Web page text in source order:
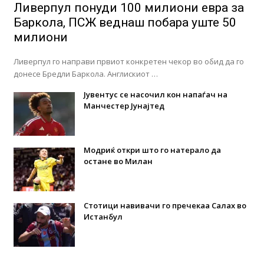
Ливерпул понуди 100 милиони евра за
Баркола, ПСЖ веднаш побара уште 50
милиони
Ливерпул го направи првиот конкретен чекор во обид да го
донесе Бредли Баркола. Англискиот …
Јувентус се насочил кон напаѓач на
Манчестер Јунајтед
Модриќ откри што го натерало да
остане во Милан
Стотици навивачи го пречекаа Салах во
Истанбул